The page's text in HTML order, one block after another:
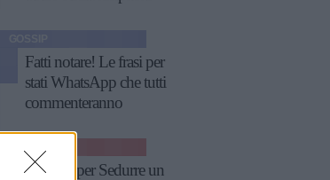
Fatti notare! Le frasi per
stati WhatsApp che tutti
commenteranno
10 Frasi per Sedurre un